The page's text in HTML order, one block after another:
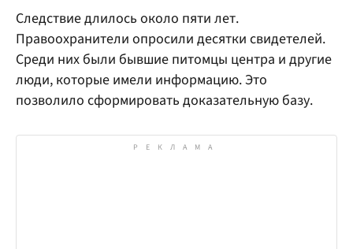
Следствие длилось около пяти лет.
Правоохранители опросили десятки свидетелей.
Среди них были бывшие питомцы центра и другие
люди, которые имели информацию. Это
позволило сформировать доказательную базу.